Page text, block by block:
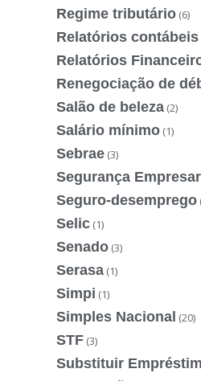
Regime tributário (6)
Relatórios contábeis
Relatórios
Renegociação de
Salão de beleza (2)
Salário mínimo (1)
Sebrae (3)
Segurança
Seguro-desemprego
Selic (1)
Senado (3)
Serasa (1)
Simpi (1)
Simples Nacional (20)
STF (3)
Substituir